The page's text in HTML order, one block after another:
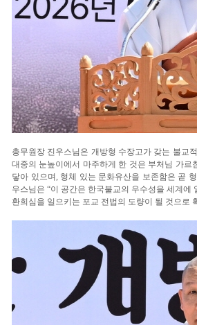
총무원장 진우스님은 개방형 수장고가 갖는 불교
대중의 눈높이에서 마주하게 한 것은 부처님 가
닿아 있으며, 형체 있는 문화유산을 보존함은 곧
우스님은 “이 공간은 한국불교의 우수성을 세계
환희심을 일으키는 포교 전법의 도량이 될 것으로